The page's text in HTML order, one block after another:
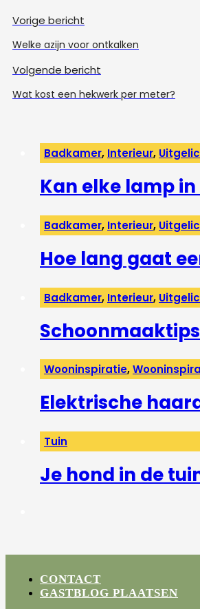
Vorige bericht
Welke azijn voor ontkalken
Volgende bericht
Wat kost een hekwerk per meter?
Badkamer, Interieur,
Kan elke lamp
Badkamer, Interieur,
Hoe lang gaat
Badkamer, Interieur,
Wooninspiratie,
Elektrische
Tuin
Je hond in de
CONTACT
GASTBLOG PLAATSEN